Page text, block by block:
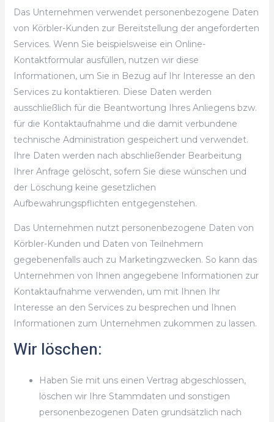
Das Unternehmen verwendet personenbezogene Daten
von Körbler-Kunden zur Bereitstellung der angeforderten
Services. Wenn Sie beispielsweise ein Online-
Kontaktformular ausfüllen, nutzen wir diese
Informationen, um Sie in Bezug auf Ihr Interesse an den
Services zu kontaktieren. Diese Daten werden
ausschließlich für die Beantwortung Ihres Anliegens bzw.
für die Kontaktaufnahme und die damit verbundene
technische Administration gespeichert und verwendet.
Ihre Daten werden nach abschließender Bearbeitung
Ihrer Anfrage gelöscht, sofern Sie diese wünschen und
der Löschung keine gesetzlichen
Aufbewahrungspflichten entgegenstehen.
Das Unternehmen nutzt personenbezogene Daten von
Körbler-Kunden und Daten von Teilnehmern
gegebenenfalls auch zu Marketingzwecken. So kann das
Unternehmen von Ihnen angegebene Informationen zur
Kontaktaufnahme verwenden, um mit Ihnen Ihr
Interesse an den Services zu besprechen und Ihnen
Informationen zum Unternehmen zukommen zu lassen.
Wir löschen:
Haben Sie mit uns einen Vertrag abgeschlossen,
löschen wir Ihre Stammdaten und sonstigen
personenbezogenen Daten grundsätzlich nach